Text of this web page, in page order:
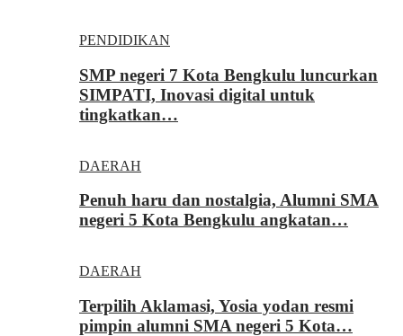
PENDIDIKAN
SMP negeri 7 Kota Bengkulu luncurkan
SIMPATI, Inovasi digital untuk
tingkatkan…
DAERAH
Penuh haru dan nostalgia, Alumni SMA
negeri 5 Kota Bengkulu angkatan…
DAERAH
Terpilih Aklamasi, Yosia yodan resmi
pimpin alumni SMA negeri 5 Kota…